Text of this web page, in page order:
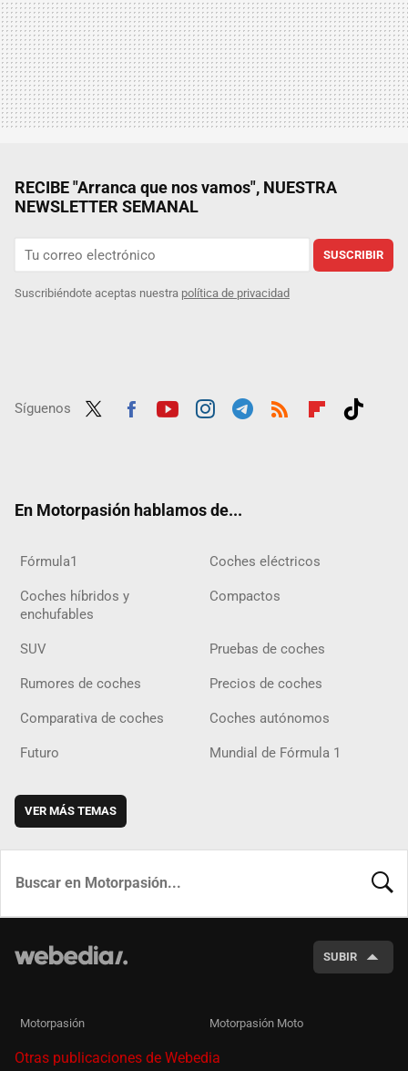
RECIBE "Arranca que nos vamos", NUESTRA
NEWSLETTER SEMANAL
SUSCRIBIR
Suscribiéndote aceptas nuestra política de privacidad
Síguenos
En Motorpasión hablamos de...
Fórmula1 Coches eléctricos
Coches híbridos y
enchufables
Compactos
SUV Pruebas de coches
Rumores de coches Precios de coches
Comparativa de coches Coches autónomos
Futuro Mundial de Fórmula 1
VER MÁS TEMAS
SUBIR
Motorpasión Motorpasión Moto
Otras publicaciones de Webedia